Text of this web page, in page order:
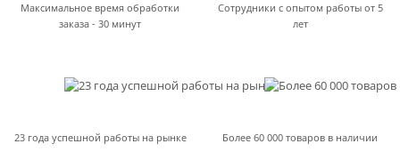
Максимальное время обработки
заказа - 30 минут
Сотрудники с опытом работы от 5
лет
23 года успешной работы на рынке Более 60 000 товаров в наличии